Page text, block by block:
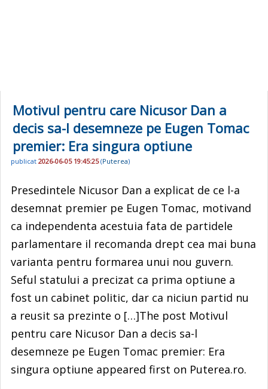
Motivul pentru care Nicusor Dan a
decis sa-l desemneze pe Eugen Tomac
premier: Era singura optiune
publicat 2026-06-05 19:45:25(Puterea)
Presedintele Nicusor Dan a explicat de ce l-a
desemnat premier pe Eugen Tomac, motivand
ca independenta acestuia fata de partidele
parlamentare il recomanda drept cea mai buna
varianta pentru formarea unui nou guvern.
Seful statului a precizat ca prima optiune a
fost un cabinet politic, dar ca niciun partid nu
a reusit sa prezinte o […]The post Motivul
pentru care Nicusor Dan a decis sa-l
desemneze pe Eugen Tomac premier: Era
singura optiune appeared first on Puterea.ro.